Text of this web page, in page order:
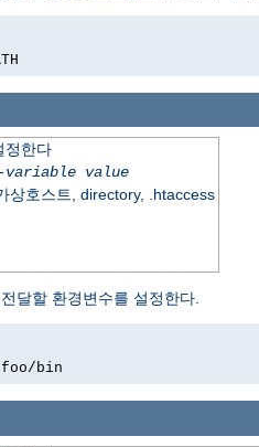
정한다
variable value
상호스트, directory, .htaccess
달할 환경변수를 설정한다.
/foo/bin